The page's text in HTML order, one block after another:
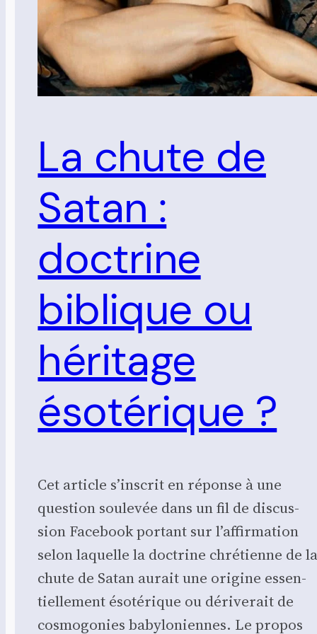
La chute de
Satan :
doctrine
biblique ou
héritage
ésotérique ?
Cet article s’inscrit en réponse à une
ques­tion sou­le­vée dans un fil de dis­cus­
sion Face­book por­tant sur l’affirmation
selon laquelle la doc­trine chré­tienne de
chute de Satan aurait une ori­gine essen­
tiel­le­ment éso­té­rique ou déri­ve­rait de
cos­mo­go­nies baby­lo­niennes. Le pro­pos